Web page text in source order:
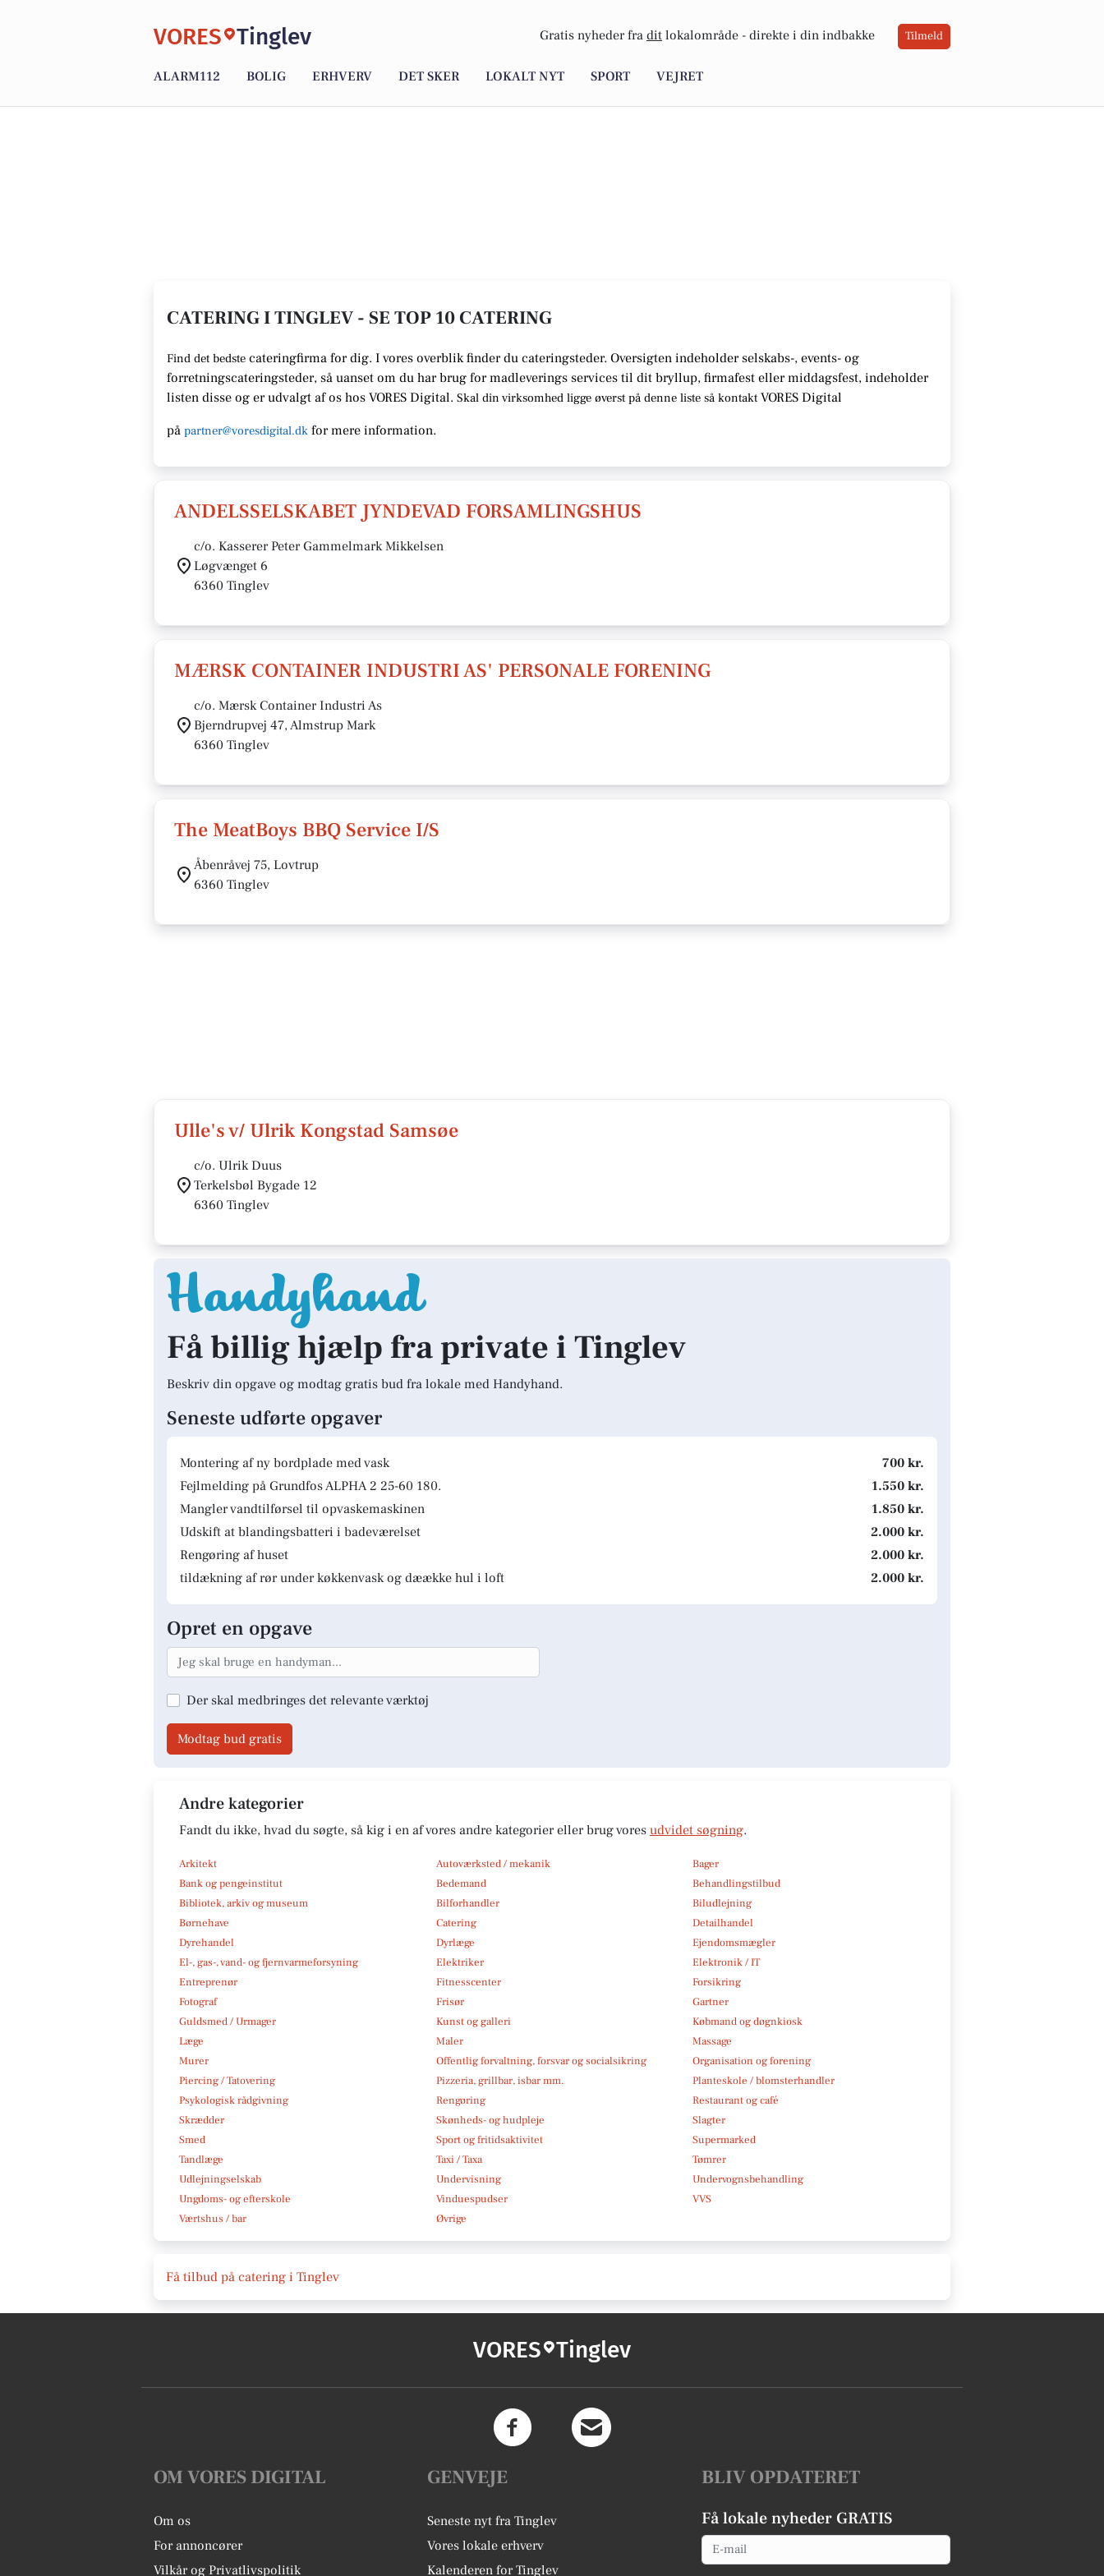
VORES Tinglev Gratis nyheder fra dit lokalområde - direkte i din indbakke Tilmeld
ALARM112 BOLIG ERHVERV DET SKER LOKALT NYT SPORT VEJRET
CATERING I TINGLEV - SE TOP 10 CATERING
Find det bedste cateringfirma for dig. I vores overblik finder du cateringsteder. Oversigten indeholder selskabs-, events- og
forretningscateringsteder, så uanset om du har brug for madleverings services til dit bryllup, firmafest eller middagsfest, indeholder
listen disse og er udvalgt af os hos VORES Digital. Skal din virksomhed ligge øverst på denne liste så kontakt VORES Digital
på partner@voresdigital.dk for mere information.
ANDELSSELSKABET JYNDEVAD FORSAMLINGSHUS
c/o. Kasserer Peter Gammelmark Mikkelsen
Løgvænget 6
6360 Tinglev
MÆRSK CONTAINER INDUSTRI AS' PERSONALE FORENING
c/o. Mærsk Container Industri As
Bjerndrupvej 47, Almstrup Mark
6360 Tinglev
The MeatBoys BBQ Service I/S
Åbenråvej 75, Lovtrup
6360 Tinglev
Ulle's v/ Ulrik Kongstad Samsøe
c/o. Ulrik Duus
Terkelsbøl Bygade 12
6360 Tinglev
Få billig hjælp fra private i Tinglev
Beskriv din opgave og modtag gratis bud fra lokale med Handyhand.
Seneste udførte opgaver
Montering af ny bordplade med vask
700 kr.
Fejlmelding på Grundfos ALPHA 2 25-60 180.
1.550 kr.
Mangler vandtilførsel til opvaskemaskinen
1.850 kr.
Udskift at blandingsbatteri i badeværelset
2.000 kr.
Rengøring af huset
2.000 kr.
tildækning af rør under køkkenvask og dæække hul i loft
2.000 kr.
Opret en opgave
Der skal medbringes det relevante værktøj
Modtag bud gratis
Andre kategorier
Fandt du ikke, hvad du søgte, så kig i en af vores andre kategorier eller brug vores udvidet søgning.
Arkitekt Autoværksted / mekanik
Bager
Bank og pengeinstitut
Bedemand
Behandlingstilbud
Bibliotek, arkiv og museum
Bilforhandler
Biludlejning
Børnehave
Catering
Detailhandel
Dyrehandel
Dyrlæge
Ejendomsmægler
El-, gas-, vand- og fjernvarmeforsyning
Elektriker
Elektronik / IT
Entreprenør
Fitnesscenter
Forsikring
Fotograf
Frisør
Gartner
Guldsmed / Urmager
Kunst og galleri
Købmand og døgnkiosk
Læge
Maler
Massage
Murer
Offentlig forvaltning, forsvar og socialsikring
Organisation og forening
Piercing / Tatovering
Pizzeria, grillbar, isbar mm.
Planteskole / blomsterhandler
Psykologisk rådgivning
Rengøring
Restaurant og café
Skrædder
Skønheds- og hudpleje
Slagter
Smed
Sport og fritidsaktivitet
Supermarked
Tandlæge
Taxi / Taxa
Tømrer
Udlejningselskab
Undervisning
Undervognsbehandling
Ungdoms- og efterskole
Vinduespudser
VVS
Værtshus / bar
Øvrige
Få tilbud på catering i Tinglev
VORES Tinglev
OM VORES DIGITAL
Om os
For annoncører
Vilkår og Privatlivspolitik
GENVEJE
Seneste nyt fra Tinglev
Vores lokale erhverv
Kalenderen for Tinglev
BLIV OPDATERET
Få lokale nyheder GRATIS
Email